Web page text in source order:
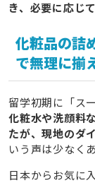
き、必要に応じ
化粧品の詰
で無理に揃
留学初期に「ス
化粧水や洗顔料
たが、現地のダ
いう声は少なく
日本からお気に